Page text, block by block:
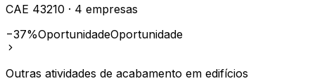
CAE 43210 · 4 empresas
−37%OportunidadeOportunidade
Outras atividades de acabamento em edifícios